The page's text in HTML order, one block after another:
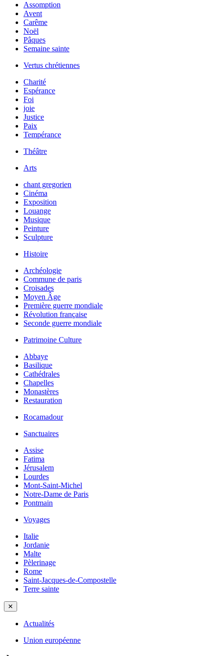
Assomption
Avent
Carême
Noël
Pâques
Semaine sainte
Vertus chrétiennes
Charité
Espérance
Foi
joie
Justice
Paix
Tempérance
Théâtre
Arts
chant gregorien
Cinéma
Exposition
Louange
Musique
Peinture
Sculpture
Histoire
Archéologie
Commune de paris
Croisades
Moyen Âge
Première guerre mondiale
Révolution française
Seconde guerre mondiale
Patrimoine Culture
Abbaye
Basilique
Cathédrales
Chapelles
Monastères
Restauration
Rocamadour
Sanctuaires
Assise
Fatima
Jérusalem
Lourdes
Mont-Saint-Michel
Notre-Dame de Paris
Pontmain
Voyages
Italie
Jordanie
Malte
Pèlerinage
Rome
Saint-Jacques-de-Compostelle
Terre sainte
✕
Actualités
Union européenne